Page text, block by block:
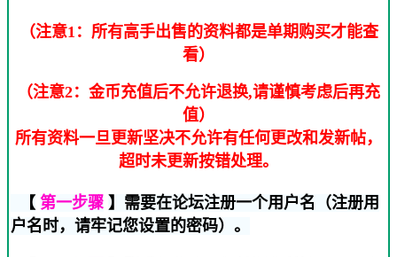
（注意1：所有高手出售的资料都是单期购买才能查
看）
（注意2：金币充值后不允许退换,请谨慎考虑后再充
值）
所有资料一旦更新坚决不允许有任何更改和发新帖，
超时未更新按错处理。
【 第一步骤 】需要在论坛注册一个用户名（注册用
户名时，请牢记您设置的密码）。